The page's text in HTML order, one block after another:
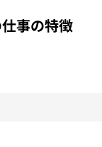
事の特徴